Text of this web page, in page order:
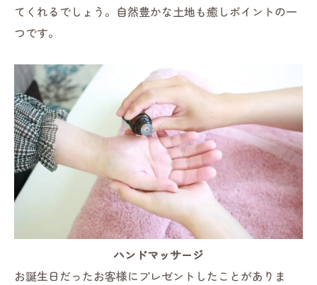
てくれるでしょう。自然豊かな土地も癒しポイントの一
つです。
ハンドマッサージ
お誕生日だったお客様にプレゼントしたことがありま